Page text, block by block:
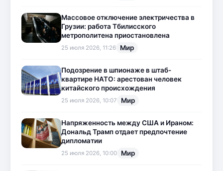
Массовое отключение электричества в
Грузии: работа Тбилисского
метрополитена приостановлена
25 июля 2026, 11:26 Мир
Подозрение в шпионаже в штаб-
квартире НАТО: арестован человек
китайского происхождения
25 июля 2026, 10:07 Мир
Напряженность между США и Ираном:
Дональд Трамп отдает предпочтение
дипломатии
25 июля 2026, 10:00 Мир